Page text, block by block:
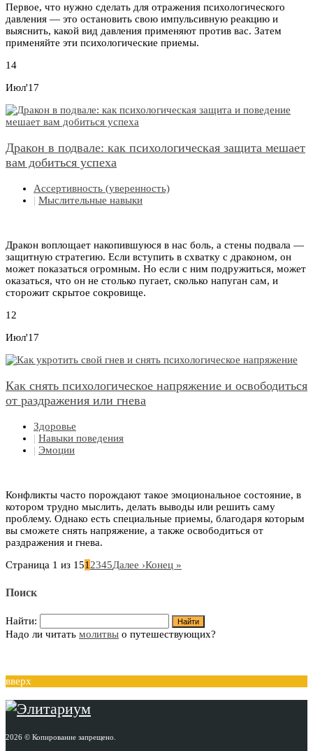
Первое, что нужно сделать для отражения психологического
давления — это остановить свою импульсивную реакцию и
выяснить, какой вид давления применяют против вас. Затем
применяйте эти психологические приемы.
14
Июл'17
Дракон в подвале: как психологическая защита мешает
вам добиться успеха
Ассертивность (уверенность)
| Мыслительные навыки
Дракон воплощает накопившуюся в нас боль, а стены подвала —
защитную стратегию. Если вступить в схватку с драконом, он
может показаться огромным. Но если с ним подружиться, может
оказаться, что он не столько пугает, сколько напуган сам, и
сторожит скрытое сокровище.
12
Июл'17
Как снять психологическое напряжение и освободиться
от раздражения или гнева
Здоровье
| Навыки поведения
| Эмоции
Конфликты часто порождают такое эмоциональное состояние, в
котором трудно мыслить, делать выводы или решить саму
проблему. Однако есть специальные приемы, благодаря которым
вы сможете снять напряжение, а также освободиться от
раздражения и гнева.
Страница 1 из 1512345Далее ›Конец »
Поиск
Найти:
Надо ли читать молитвы о путешествующих?
вверх
2026 © Копирование запрещено.